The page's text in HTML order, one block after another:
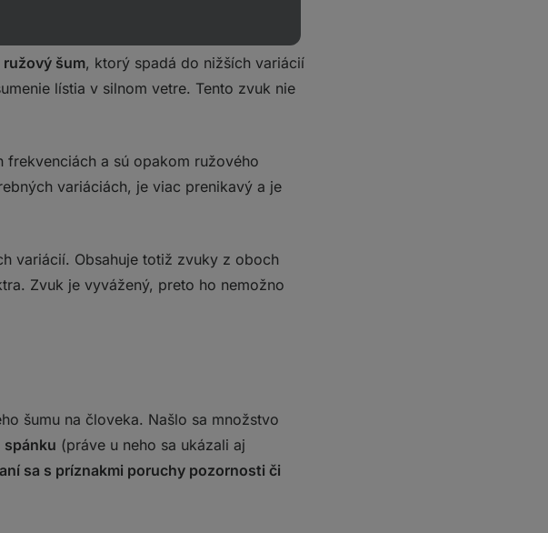
ružový šum, ktorý spadá do nižších variácií
lístia v silnom vetre. Tento zvuk nie
a sú opakom ružového
variáciách, je viac prenikavý a je
variácií. Obsahuje totiž zvuky z oboch
Zvuk je vyvážený, preto ho nemožno
šumu na človeka. Našlo sa množstvo
spánku (práve u neho sa ukázali aj
sa s príznakmi poruchy pozornosti či